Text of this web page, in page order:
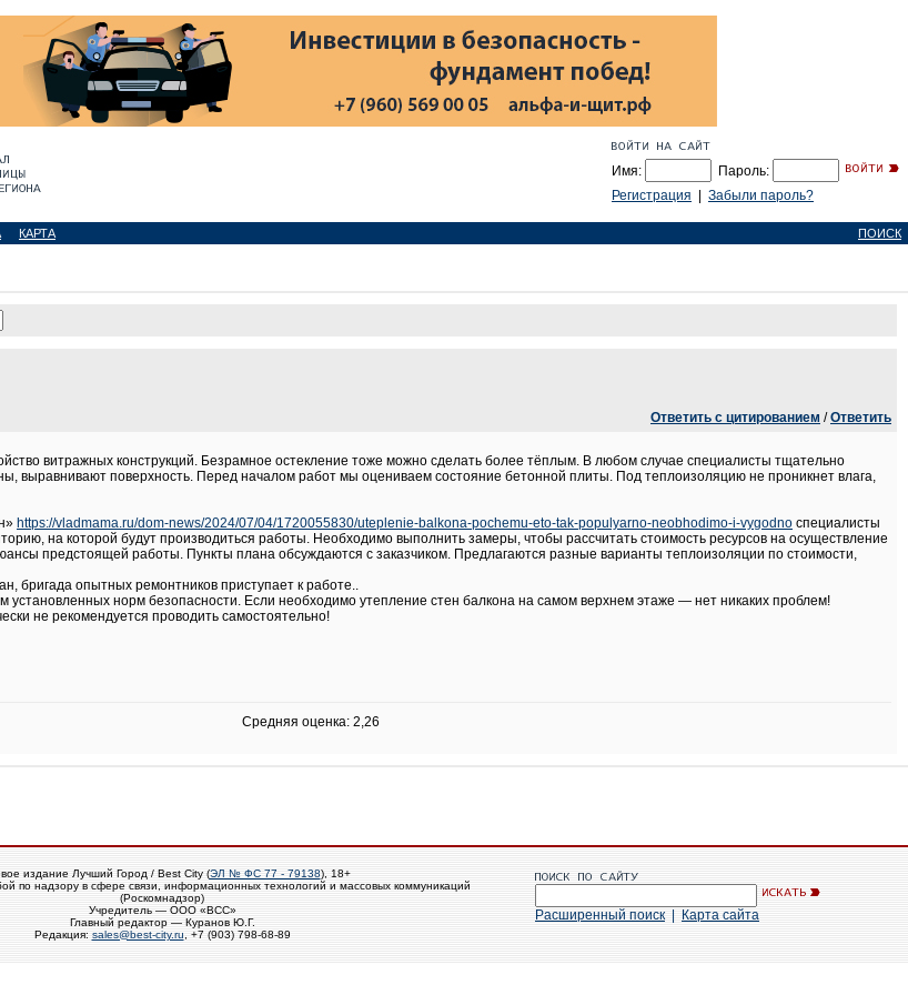
Имя:
Пароль:
Регистрация
Забыли пароль?
КАРТА ПОИСК
Ответить с цитированием /Ответить
витражных конструкций. Безрамное остекление тоже можно сделать более тёплым. В любом случае специалисты тщательно
выравнивают поверхность. Перед началом работ мы оцениваем состояние бетонной плиты. Под теплоизоляцию не проникнет влага,
https://vladmama.ru/dom-news/2024/07/04/1720055830/uteplenie-balkona-pochemu-eto-tak-populyarno-neobhodimo-i-vygodno специалисты
на которой будут производиться работы. Необходимо выполнить замеры, чтобы рассчитать стоимость ресурсов на осуществление
предстоящей работы. Пункты плана обсуждаются с заказчиком. Предлагаются разные варианты теплоизоляции по стоимости,
бригада опытных ремонтников приступает к работе..
норм безопасности. Если необходимо утепление стен балкона на самом верхнем этаже — нет никаких проблем!
не рекомендуется проводить самостоятельно!
Средняя оценка: 2,26
издание Лучший Город / Best City (ЭЛ № ФС 77 - 79138), 18+
по надзору в сфере связи, информационных технологий и массовых коммуникаций
(Роскомнадзор)
Учредитель — ООО «ВСС»
Главный редактор — Куранов Ю.Г.
Редакция: sales@best-city.ru , +7 (903) 798-68-89
Расширенный поиск Карта сайта